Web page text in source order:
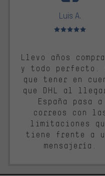
Luis A.
Valoración media: 5
Llevo años
y todo perfecto.
que tener en
que DHL al
España pasa a
correos con
limitaciones
tiene frente a
mensajería.